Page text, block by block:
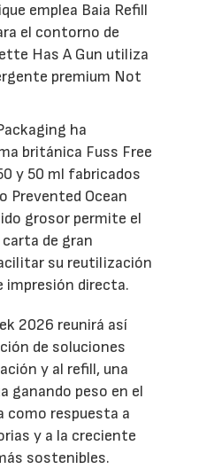
emplea Baia Refill
el contorno de
Has A Gun utiliza
premium Not
ha
británica Fuss Free
y 50 ml fabricados
Prevented Ocean
grosor permite el
de gran
su reutilización
impresión directa.
2026 reunirá así
de soluciones
y al refill, una
ganando peso en el
como respuesta a
y a la creciente
sostenibles.